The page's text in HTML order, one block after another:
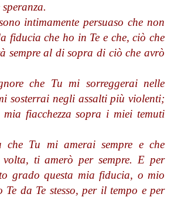
intimamente persuaso che non
fiducia che ho in Te e che, ciò che
sempre al di sopra di ciò che avrò
che Tu mi sorreggerai nelle
sosterrai negli assalti più violenti;
fiacchezza sopra i miei temuti
che Tu mi amerai sempre e che
ti amerò per sempre. E per
grado questa mia fiducia, o mio
Te da Te stesso, per il tempo e per